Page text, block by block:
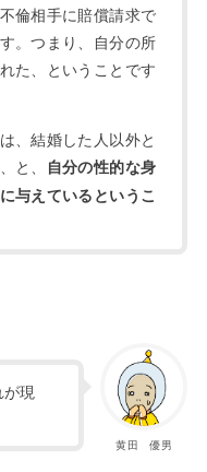
倫相手に賠償請求で
。つまり、自分の所
た、ということです
、結婚した人以外と
と、
自分の性的な身
与えているというこ
黄田 優男
現